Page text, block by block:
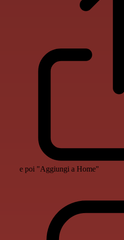
e poi "Aggiungi a Home"